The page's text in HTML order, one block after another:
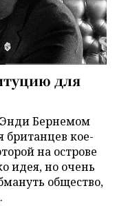
для
Энди Бернемом
британцев кое-
на острове
идея, но очень
общество,